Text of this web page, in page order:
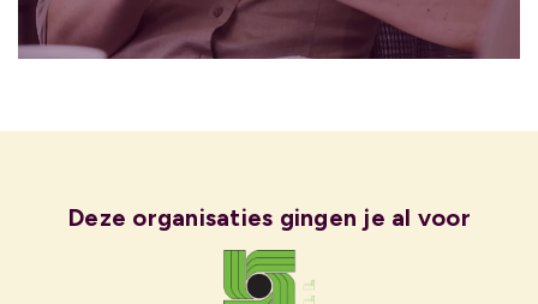
Deze organisaties gingen je al voor